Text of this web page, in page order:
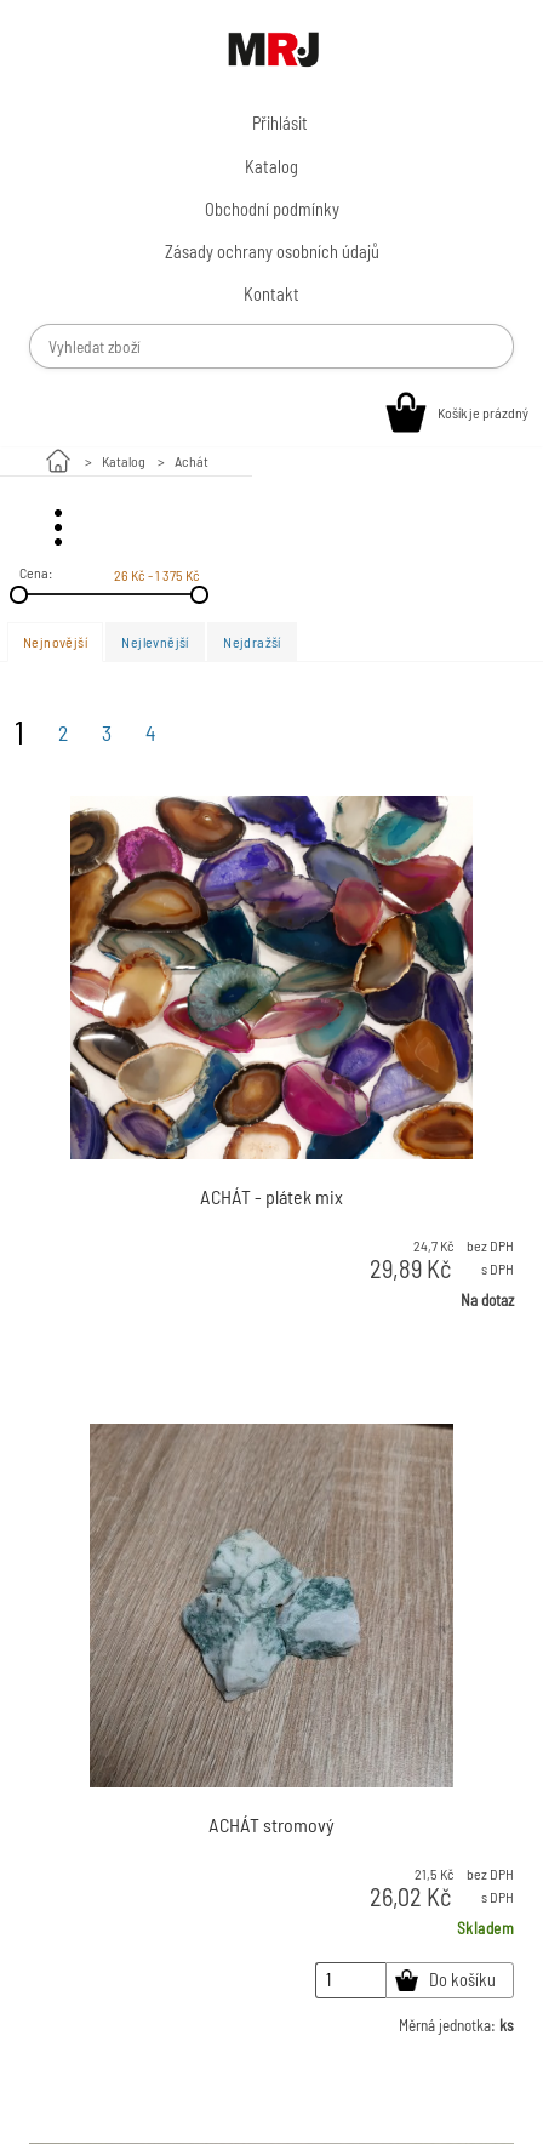
Přihlásit
Katalog
Obchodní podmínky
Zásady ochrany osobních údajů
Kontakt
Košík je prázdný
Katalog Achát
Kačírek
Kámen drcený
Soliter
Okrasné kameny
Auralit 23
Tromlovaný kámen
Krystaly a minerály
Sada minerál / krystal
Láska / Valentýn
Cena: 26 Kč - 1 375 Kč
Nejnovější Nejlevnější Nejdražší
1 2 3 4
ACHÁT - plátek mix
24,7 Kč bez DPH
29,89Kč s DPH
Na dotaz
ACHÁT stromový
21,5 Kč bez DPH
26,02 Kč s DPH
Skladem
Do košíku
Měrná jednotka: ks